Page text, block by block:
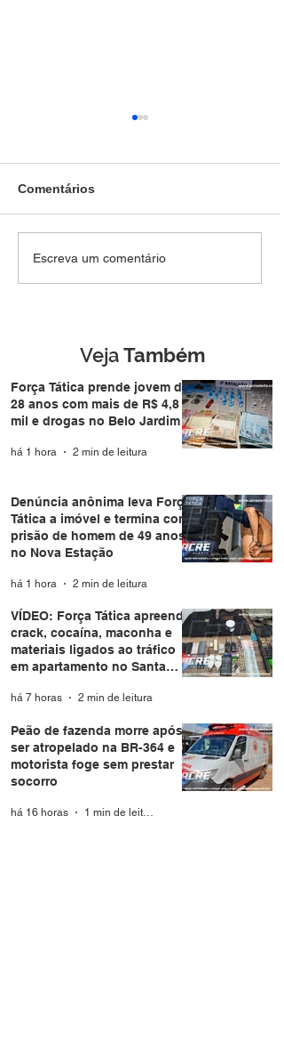
Denúncia anônima leva
Comentários
Escreva um comentário
VejaTambém
Força Tática prende jovem de
28 anos com mais de R$ 4,8
mil e drogas no Belo Jardim I
há 1 hora 2 min de leitura
Denúncia anônima leva Força
Tática a imóvel e termina com
prisão de homem de 49 anos
no Nova Estação
há 1 hora 2 min de leitura
VÍDEO: Força Tática apreende
crack, cocaína, maconha e
materiais ligados ao tráfico
em apartamento no Santa
há 7 horas 2 min de leitura
Peão de fazenda morre após
ser atropelado na BR-364 e
motorista foge sem prestar
socorro
há 16 horas 1 min de leitura